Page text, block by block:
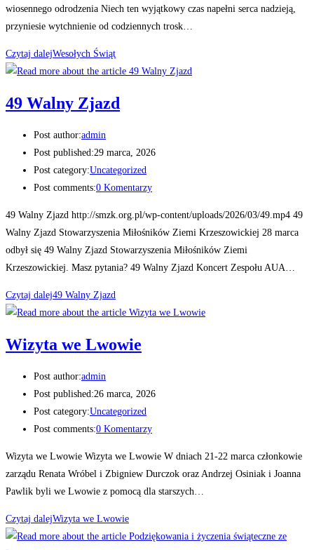
wiosennego odrodzenia Niech ten wyjątkowy czas napełni serca nadzieją,
przyniesie wytchnienie od codziennych trosk…
Czytaj dalejWesołych Świąt
49 Walny Zjazd
Post author:admin
Post published:29 marca, 2026
Post category:Uncategorized
Post comments:0 Komentarzy
49 Walny Zjazd http://smzk.org.pl/wp-content/uploads/2026/03/49.mp4 49
Walny Zjazd Stowarzyszenia Miłośników Ziemi Krzeszowickiej 28 marca
odbył się 49 Walny Zjazd Stowarzyszenia Miłośników Ziemi
Krzeszowickiej. Masz pytania? 49 Walny Zjazd Koncert Zespołu AUA…
Czytaj dalej49 Walny Zjazd
Wizyta we Lwowie
Post author:admin
Post published:26 marca, 2026
Post category:Uncategorized
Post comments:0 Komentarzy
Wizyta we Lwowie Wizyta we Lwowie W dniach 21-22 marca członkowie
zarządu Renata Wróbel i Zbigniew Durczok oraz Andrzej Osiniak i Joanna
Pawlik byli we Lwowie z pomocą dla starszych…
Czytaj dalejWizyta we Lwowie